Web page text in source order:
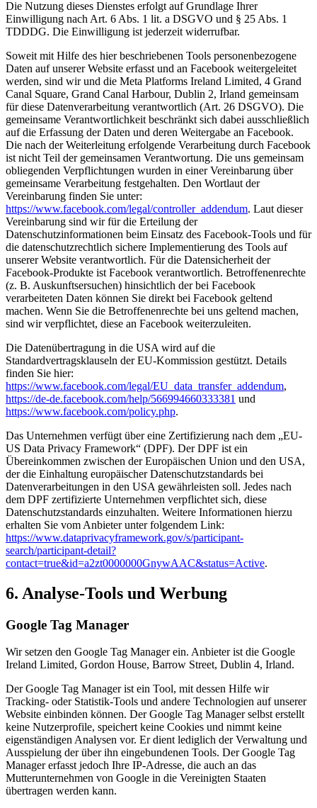
Die Nutzung dieses Dienstes erfolgt auf Grundlage Ihrer
Einwilligung nach Art. 6 Abs. 1 lit. a DSGVO und § 25 Abs. 1
TDDDG. Die Einwilligung ist jederzeit widerrufbar.
Soweit mit Hilfe des hier beschriebenen Tools personenbezogene
Daten auf unserer Website erfasst und an Facebook weitergeleitet
werden, sind wir und die Meta Platforms Ireland Limited, 4 Grand
Canal Square, Grand Canal Harbour, Dublin 2, Irland gemeinsam
für diese Datenverarbeitung verantwortlich (Art. 26 DSGVO). Die
gemeinsame Verantwortlichkeit beschränkt sich dabei ausschließlich
auf die Erfassung der Daten und deren Weitergabe an Facebook.
Die nach der Weiterleitung erfolgende Verarbeitung durch Facebook
ist nicht Teil der gemeinsamen Verantwortung. Die uns gemeinsam
obliegenden Verpflichtungen wurden in einer Vereinbarung über
gemeinsame Verarbeitung festgehalten. Den Wortlaut der
Vereinbarung finden Sie unter:
https://www.facebook.com/legal/controller_addendum. Laut dieser
Vereinbarung sind wir für die Erteilung der
Datenschutzinformationen beim Einsatz des Facebook-Tools und für
die datenschutzrechtlich sichere Implementierung des Tools auf
unserer Website verantwortlich. Für die Datensicherheit der
Facebook-Produkte ist Facebook verantwortlich. Betroffenenrechte
(z. B. Auskunftsersuchen) hinsichtlich der bei Facebook
verarbeiteten Daten können Sie direkt bei Facebook geltend
machen. Wenn Sie die Betroffenenrechte bei uns geltend machen,
sind wir verpflichtet, diese an Facebook weiterzuleiten.
Die Datenübertragung in die USA wird auf die
Standardvertragsklauseln der EU-Kommission gestützt. Details
finden Sie hier:
https://www.facebook.com/legal/EU_data_transfer_addendum,
https://de-de.facebook.com/help/566994660333381 und
https://www.facebook.com/policy.php.
Das Unternehmen verfügt über eine Zertifizierung nach dem „EU-
US Data Privacy Framework“ (DPF). Der DPF ist ein
Übereinkommen zwischen der Europäischen Union und den USA,
der die Einhaltung europäischer Datenschutzstandards bei
Datenverarbeitungen in den USA gewährleisten soll. Jedes nach
dem DPF zertifizierte Unternehmen verpflichtet sich, diese
Datenschutzstandards einzuhalten. Weitere Informationen hierzu
erhalten Sie vom Anbieter unter folgendem Link:
https://www.dataprivacyframework.gov/s/participant-
search/participant-detail?
contact=true&id=a2zt0000000GnywAAC&status=Active.
6. Analyse-Tools und Werbung
Google Tag Manager
Wir setzen den Google Tag Manager ein. Anbieter ist die Google
Ireland Limited, Gordon House, Barrow Street, Dublin 4, Irland.
Der Google Tag Manager ist ein Tool, mit dessen Hilfe wir
Tracking- oder Statistik-Tools und andere Technologien auf unserer
Website einbinden können. Der Google Tag Manager selbst erstellt
keine Nutzerprofile, speichert keine Cookies und nimmt keine
eigenständigen Analysen vor. Er dient lediglich der Verwaltung und
Ausspielung der über ihn eingebundenen Tools. Der Google Tag
Manager erfasst jedoch Ihre IP-Adresse, die auch an das
Mutterunternehmen von Google in die Vereinigten Staaten
übertragen werden kann.